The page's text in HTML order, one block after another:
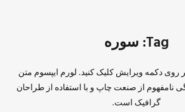
Tag: سوره
روی دکمه ویرایش کلیک کنید. لورم ایپسوم متن
نامفهوم از صنعت چاپ و با استفاده از طراحان
گرافیک است.